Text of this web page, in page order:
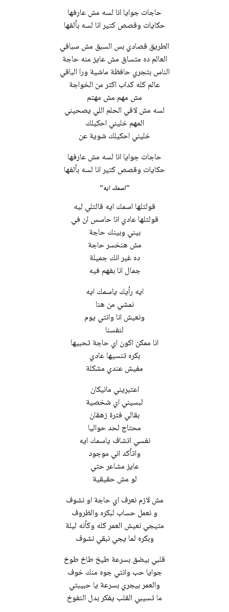
حاجات جوايا انا لسه مش عارفها
حكايات وقصص كتير انا لسه بألفها
الطريق قصادي بس السبق مش سباقي
العالم ده متساق مش عايز منه حاجة
الناس بتجري حافظة ماشية ورا الباقي
عالم كله كداب اكتر من الخواجة
مش مهم مش مهتم
لسه مش لاقي الحلم اللي يصحيني
المهم خليني احكيلك
خليني احكيلك شوية عن
حاجات جوايا انا لسه مش عارفها
حكايات وقصص كتير انا لسه بألفها
"اسمك ايه"
قولتلها اسمك ايه قالتلي ليه
قولتلها عادي انا حاسس ان في
بيني وبينك حاجة
مش هنخسر حاجة
ده غير انك جميلة
جمال انا بفهم فيه
ايه رأيك ياسمك ايه
نمشي من هنا
ونعيش انا وانتي يوم
لنفسنا
انا ممكن اكون اي حاجة تحبيها
بكره تنسيها عادي
مفيش عندي مشكلة
اعتبريني مانيكان
لبسيني اي شخصية
بقالي فترة زهقان
محتاج لحد حواليا
نفسي اتشاف ياسمك ايه
واتأكد اني موجود
عايز مشاعر حتي
لو مش حقيقية
مش لازم نعرف اي حاجة او نشوف
و نعمل حساب لبكره والظروف
متيجي نعيش العمر كله وكأنه ليلة
وبكره لما يجي نبقي نشوف
قلبي بيضق بسرعة طيخ طاخ طوخ
جوايا حب وانتي جوه منك خوف
والعمر بيجري بسرعة يا حبيبتي
ما تسيبي القلب يفكر بدل النفوخ